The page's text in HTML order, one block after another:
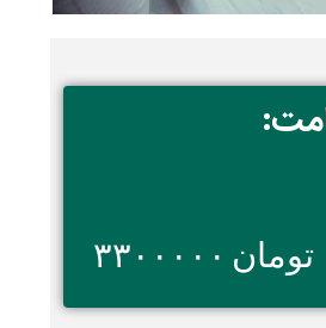
تومان ۳۳۰۰۰۰۰